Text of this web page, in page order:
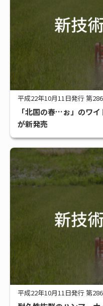
平成22年10月11日発行 第
「北国の春…ぉ」のワ
が新発売
平成22年10月11日発行 第